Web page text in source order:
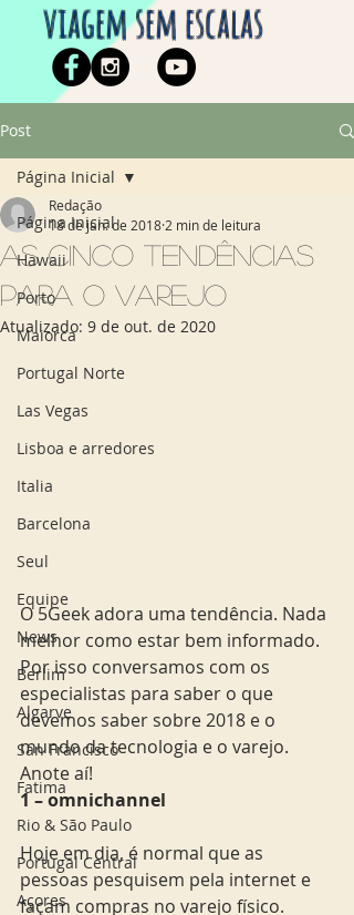
viagem sem escalas
Post
Página Inicial
Hawaii
Porto
Maiorca
Portugal Norte
Las Vegas
Lisboa e arredores
Italia
Barcelona
Seul
Equipe
News
Berlim
Algarve
San Francisco
Fatima
Rio & São Paulo
Portugal Central
Açores
Página Inicial
As cinco tendências
para o varejo
Redação
18 de jan. de 2018 2 min de leitura
Atualizado: 9 de out. de 2020
O 5Geek adora uma tendência. Nada
melhor como estar bem informado.
Por isso conversamos com os
especialistas para saber o que
devemos saber sobre 2018 e o
mundo da tecnologia e o varejo.
Anote aí!
1 – omnichannel
Hoje em dia, é normal que as
pessoas pesquisem pela internet e
façam compras no varejo físico.